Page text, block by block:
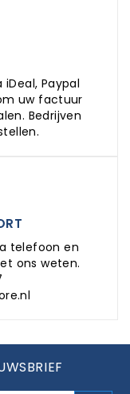
Paypal
uw factuur
Bedrijven
telefoon en
ons weten.